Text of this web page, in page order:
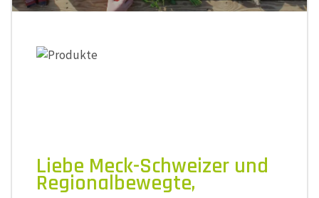
Liebe Meck-Schweizer und
Regionalbewegte,